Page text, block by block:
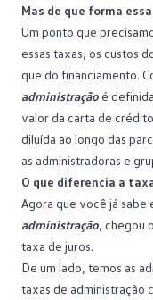
Mas de que forma
Um ponto que
essas taxas, os custos
que do financiamento.
administraçãoé
valor da carta de
diluída ao longo das
as administradoras e
O que diferencia a
Agora que você já sabe
administração, chegou
taxa de juros.
De um lado, temos as
taxas de administração